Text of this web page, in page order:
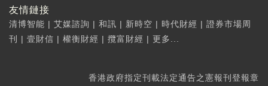
友情鏈接
清博智能 | 艾媒諮詢 | 和訊 | 新時空 | 時代財經 | 證券市場周
刊
| 壹財信 | 權衡財經 | 攬富財經 | 更多...
香港政府指定刊載法定通告之憲報刊登報章